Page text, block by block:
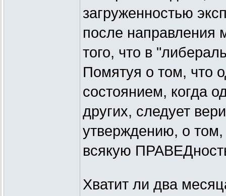
загруженностью
после направления
того, что в
Помятуя о том, что
состоянием, когда
других, следует
утверждению, о
всякую
Хватит ли два